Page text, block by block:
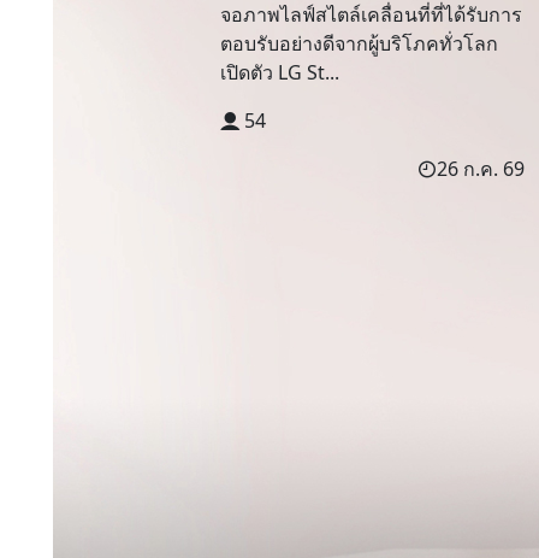
จอภาพไลฟ์สไตล์เคลื่อนที่ที่ได้รับการ
ตอบรับอย่างดีจากผู้บริโภคทั่วโลก
เปิดตัว LG St...
54
26 ก.ค. 69